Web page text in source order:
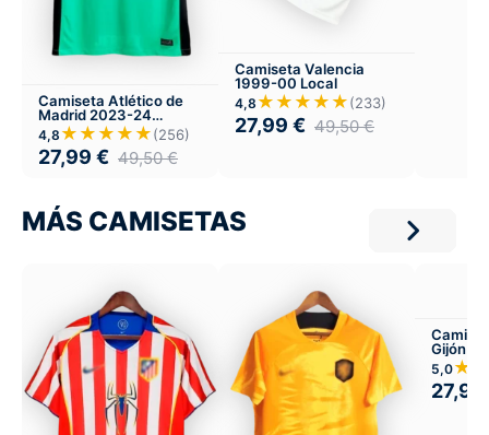
Camiseta Atlético de
Madrid 2023-24
Tercera
4,8 ★★★★★(256)
27,99 € 49,50€
Camiseta Valencia
1999-00 Local
4,8 ★★★★★(233)
27,99 € 49,50€
MÁS CAMISETAS
Gijón
5,0
27,99